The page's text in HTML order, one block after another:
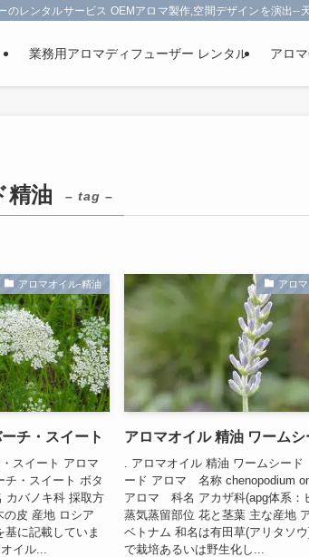
のレンタルサービス OEMアロマ製作,空間デザインを演出--
業務用アロマディフューザー レンタル アロ
精油 – tag –
アロマオイル-精油
チ・スイート
スイート アロマ
・スイート ボタ
カバノキ科 採取方
皮 産地 ロシア
に記載していま
イル...
アロ
アロマオイル 精油 ワームシ
. アロマオイル 精油 ワームシー
ード アロマ 名称 chenopodium
アロマ 科名 アカザ科(apg体系：
蒸気蒸留部位 花と茎葉 主な産地 ア
ベトナム 和名は有田草(アリタソ
で栽培あるいは野生化し...